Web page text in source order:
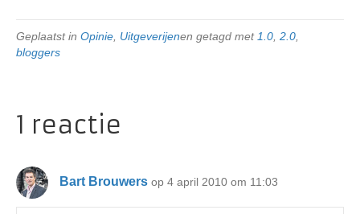
Geplaatst in Opinie Uitgeverijenen getagd met 1.0 2.0
bloggers
1 reactie
Bart Brouwers op 4 april 2010 om 11:03